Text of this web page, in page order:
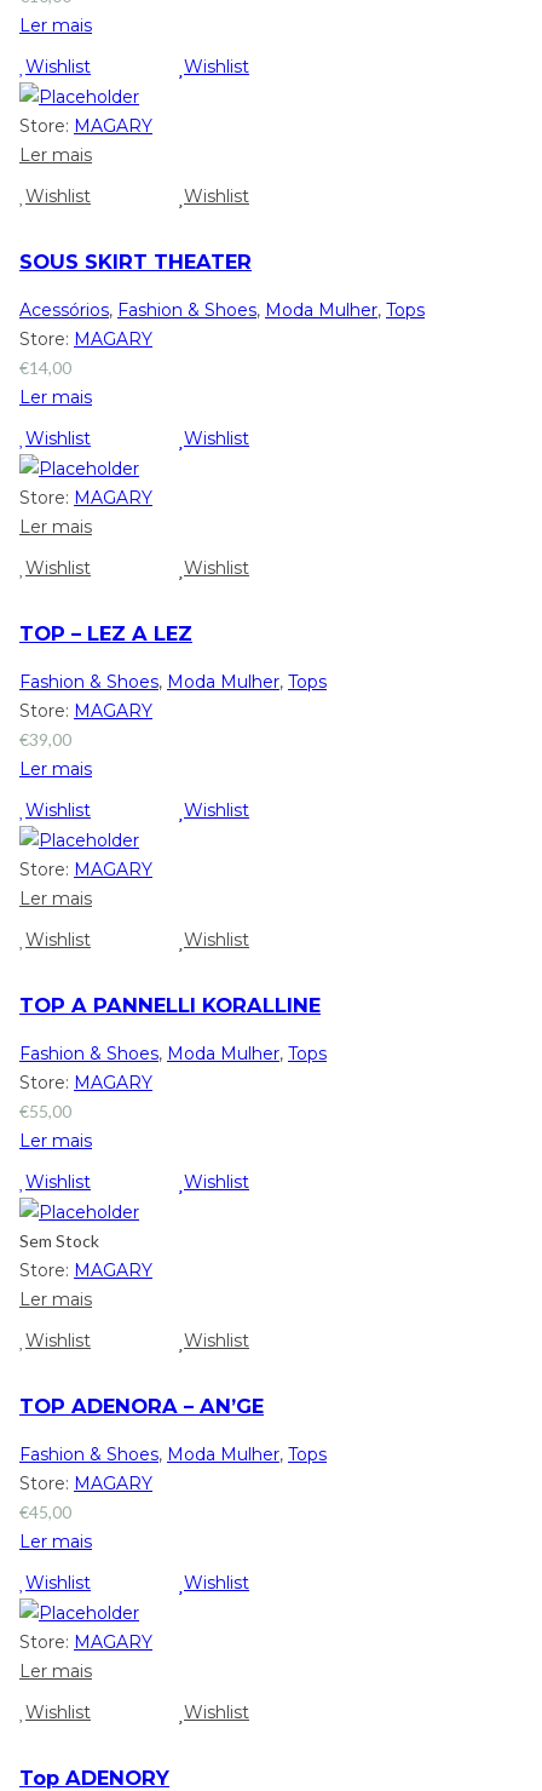
Ler mais
Wishlist
Wishlist
Store: MAGARY
Ler mais
Wishlist
Wishlist
SOUS SKIRT THEATER
Acessórios, Fashion & Shoes, Moda Mulher, Tops
Store: MAGARY
€14,00
Ler mais
Wishlist
Wishlist
Store: MAGARY
Ler mais
Wishlist
Wishlist
TOP – LEZ A LEZ
Fashion & Shoes, Moda Mulher, Tops
Store: MAGARY
€39,00
Ler mais
Wishlist
Wishlist
Store: MAGARY
Ler mais
Wishlist
Wishlist
TOP A PANNELLI KORALLINE
Fashion & Shoes, Moda Mulher, Tops
Store: MAGARY
€55,00
Ler mais
Wishlist
Wishlist
Sem Stock
Store: MAGARY
Ler mais
Wishlist
Wishlist
TOP ADENORA – AN’GE
Fashion & Shoes, Moda Mulher, Tops
Store: MAGARY
€45,00
Ler mais
Wishlist
Wishlist
Store: MAGARY
Ler mais
Wishlist
Wishlist
Top ADENORY